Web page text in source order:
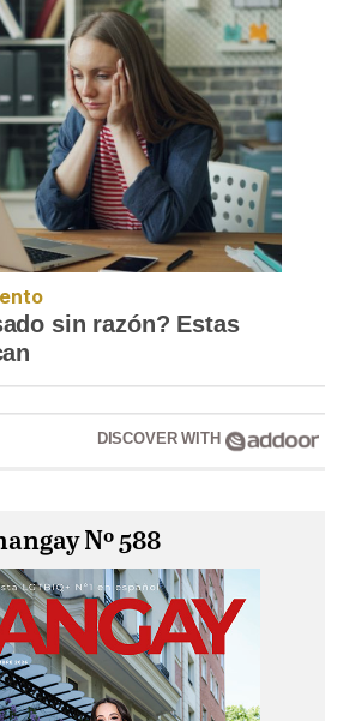
sin razón? Estas
DISCOVER WITH
Nº 588